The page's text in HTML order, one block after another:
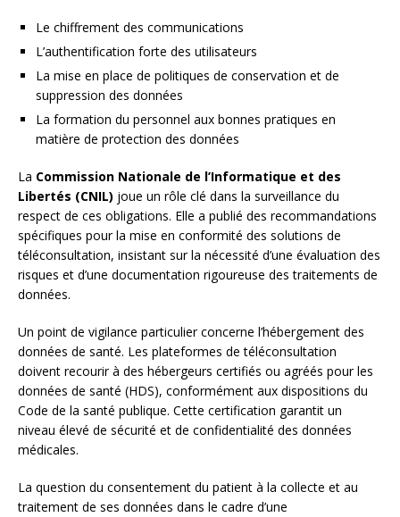
Le chiffrement des communications
L’authentification forte des utilisateurs
La mise en place de politiques de conservation et de
suppression des données
La formation du personnel aux bonnes pratiques en
matière de protection des données
La Commission Nationale de l’Informatique et des
Libertés (CNIL) joue un rôle clé dans la surveillance du
respect de ces obligations. Elle a publié des recommandations
spécifiques pour la mise en conformité des solutions de
téléconsultation, insistant sur la nécessité d’une évaluation des
risques et d’une documentation rigoureuse des traitements de
données.
Un point de vigilance particulier concerne l’hébergement des
données de santé. Les plateformes de téléconsultation
doivent recourir à des hébergeurs certifiés ou agréés pour les
données de santé (HDS), conformément aux dispositions du
Code de la santé publique. Cette certification garantit un
niveau élevé de sécurité et de confidentialité des données
médicales.
La question du consentement du patient à la collecte et au
traitement de ses données dans le cadre d’une